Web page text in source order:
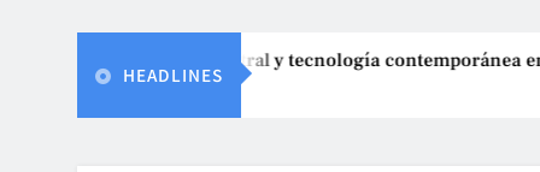
HEADLINES
de arte ancestral y tecnología contemporánea en
August 8, 2025